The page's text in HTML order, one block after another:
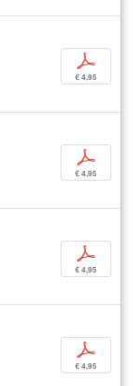
p
€ 4,95
p
€ 4,95
p
€ 4,95
p
€ 4,95